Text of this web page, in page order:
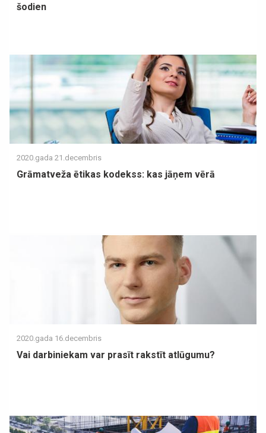
šodien
2020.gada 21.decembris
Grāmatveža ētikas kodekss: kas jāņem vērā
2020.gada 16.decembris
Vai darbiniekam var prasīt rakstīt atlūgumu?